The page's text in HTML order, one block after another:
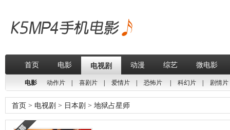
首页 电影 电视剧 动漫 综艺 微电影
电影 动作片 | 喜剧片 | 爱情片 | 恐怖片 | 科幻片 | 剧情片
首页 > 电视剧 > 日本剧 > 地狱占星师